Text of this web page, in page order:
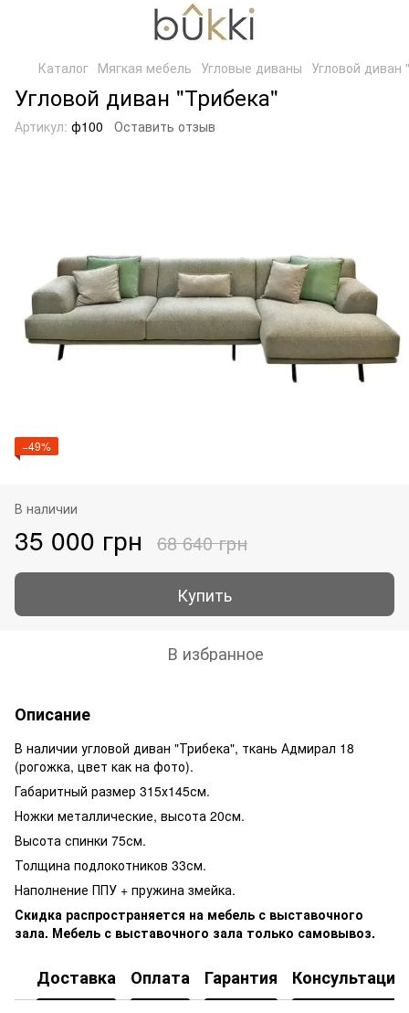
Каталог Мягкая мебель Угловые диваны Угловой диван
Угловой диван "Трибека"
Артикул: ф100 Оставить отзыв
−49%
В наличии
35 000 грн 68 640 грн
Купить
В избранное
Описание
В наличии угловой диван "Трибека", ткань Адмирал 18
(рогожка, цвет как на фото).
Габаритный размер 315х145см.
Ножки металлические, высота 20см.
Высота спинки 75см.
Толщина подлокотников 33см.
Наполнение ППУ + пружина змейка.
Скидка распространяется на мебель с выставочного
зала. Мебель с выставочного зала только самовывоз.
Доставка Оплата Гарантия Консультация